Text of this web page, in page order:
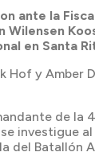
ante la
en Santa
y Amber
de la
investigue
del